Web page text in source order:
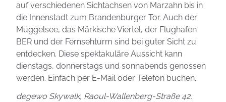
auf verschiedenen Sichtachsen von Marzahn bis in
die Innenstadt zum Brandenburger Tor. Auch der
Müggelsee, das Märkische Viertel, der Flughafen
BER und der Fernsehturm sind bei guter Sicht zu
entdecken. Diese spektakuläre Aussicht kann
dienstags, donnerstags und sonnabends genossen
werden. Einfach per E-Mail oder Telefon buchen.
degewo Skywalk, Raoul-Wallenberg-Straße 42,